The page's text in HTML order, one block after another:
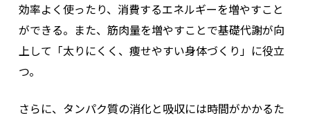
効率よく使ったり、消費するエネルギーを増やすこと
ができる。また、筋肉量を増やすことで基礎代謝が向
上して「太りにくく、痩せやすい身体づくり」に役立
つ。
さらに、タンパク質の消化と吸収には時間がかかるた